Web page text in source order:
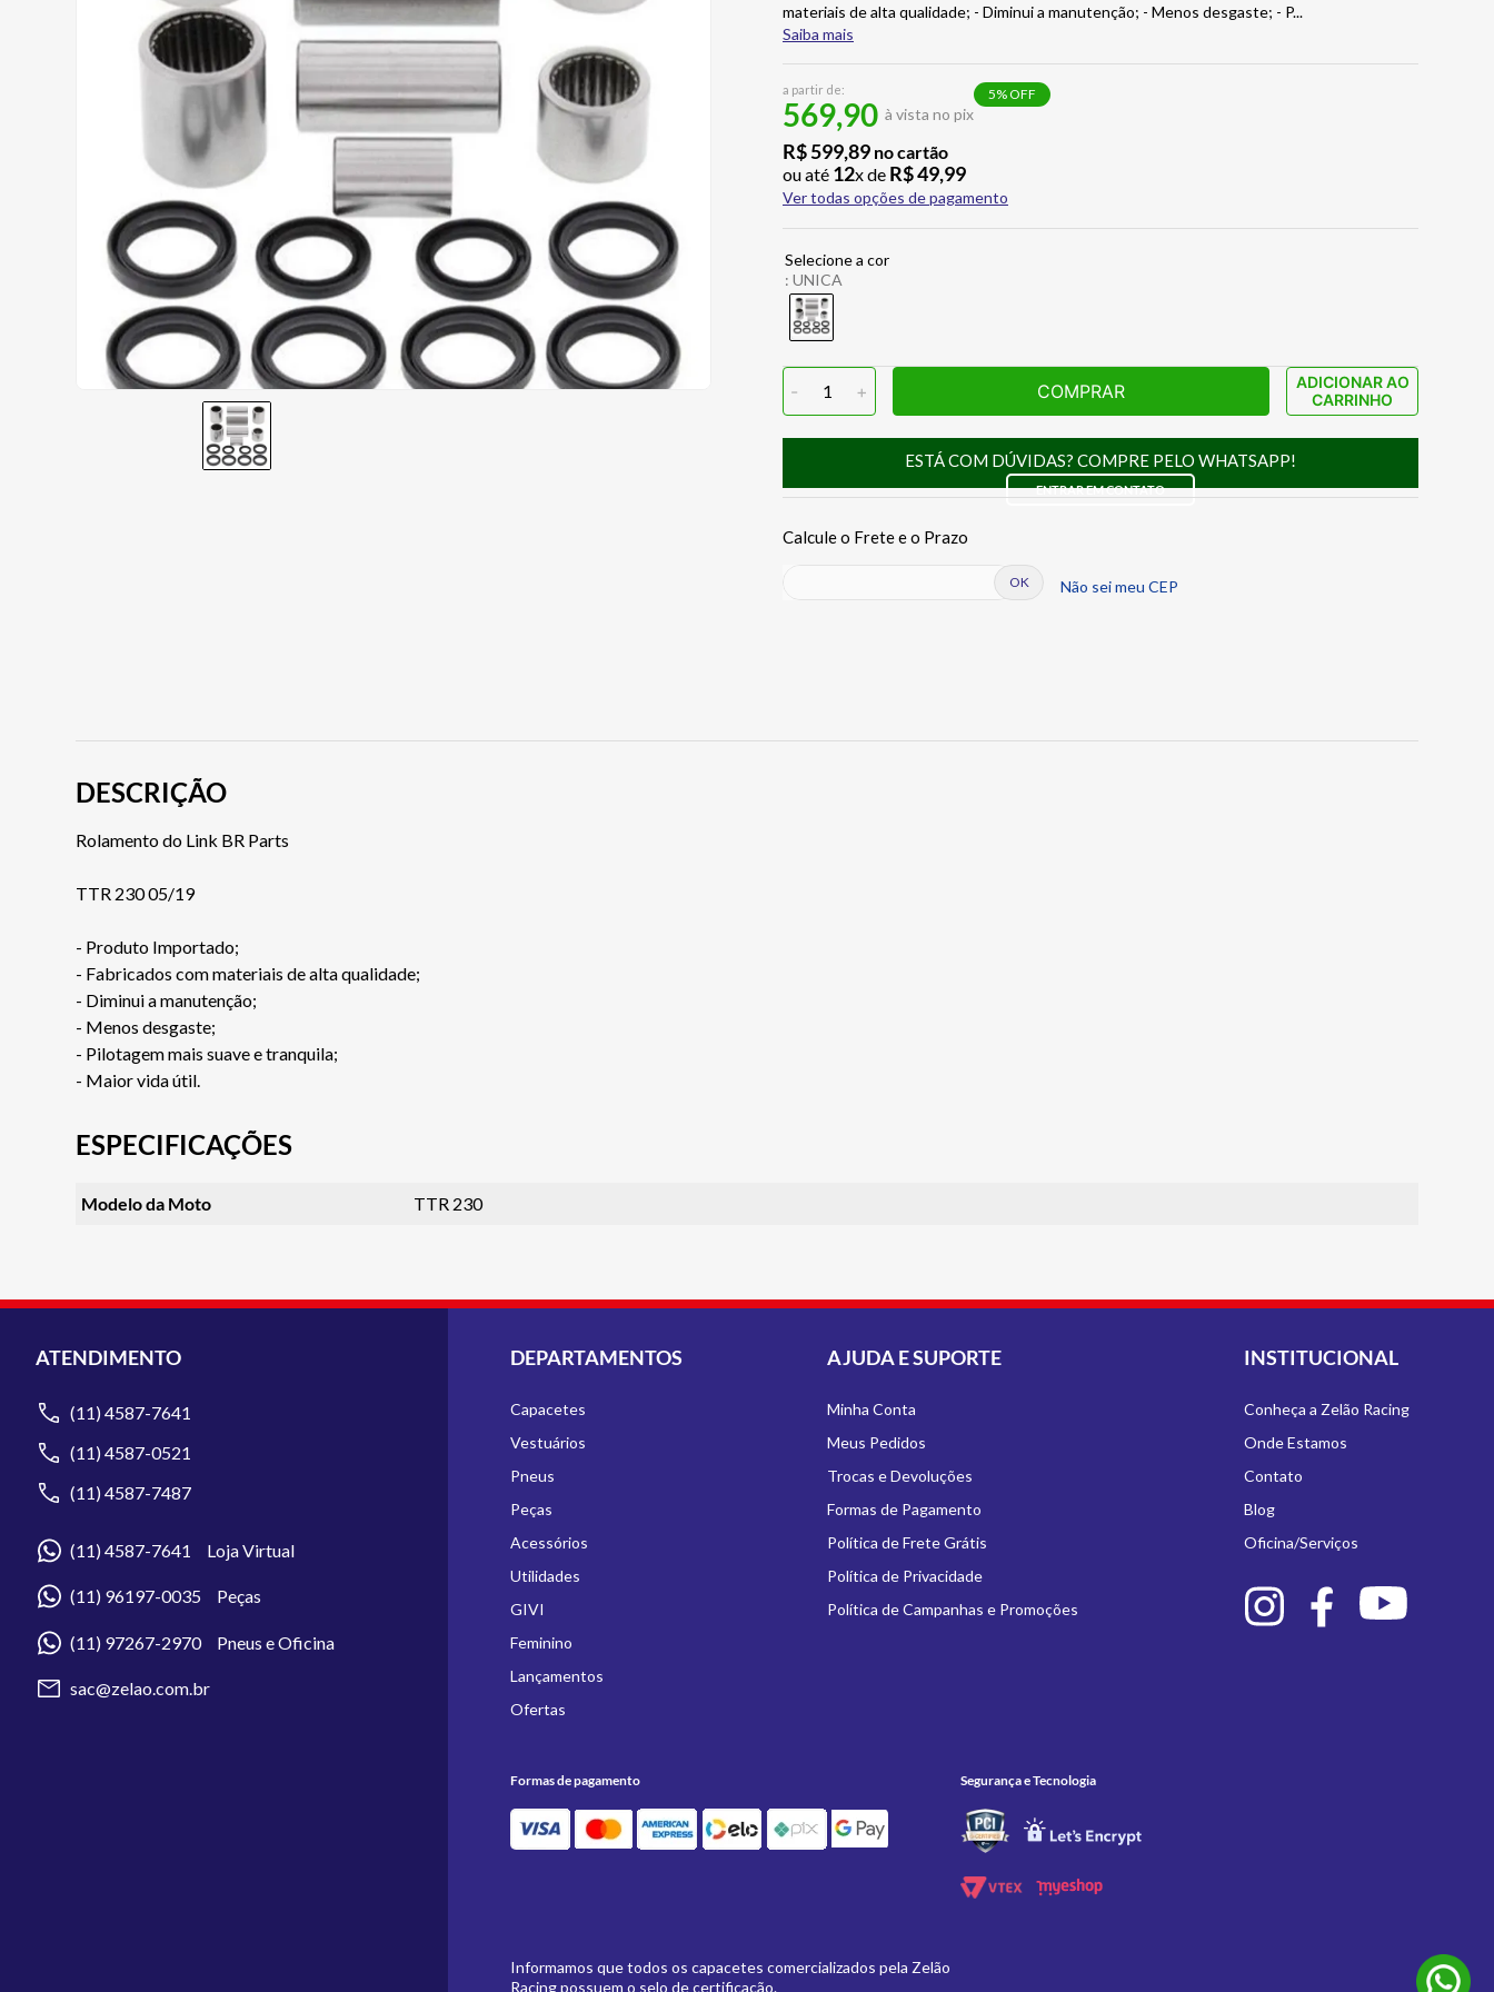
materiais de alta qualidade; - Diminui a manutenção; - Menos desgaste; - P...
Saiba mais
a partir de:
569,90 à vista no pix
5% OFF
R$599,89 no cartão
ou até 12x de R$49,99
Ver todas opções de pagamento
: UNICA
- 1 + COMPRAR
ADICIONAR AO
CARRINHO
ESTÁ COM DÚVIDAS? COMPRE PELO WHATSAPP!
ENTRAR EM CONTATO
Não sei meu CEP
DESCRIÇÃO
Rolamento do Link BR Parts
TTR 230 05/19
- Produto Importado;
- Fabricados com materiais de alta qualidade;
- Diminui a manutenção;
- Menos desgaste;
- Pilotagem mais suave e tranquila;
- Maior vida útil.
ESPECIFICAÇÕES
Modelo da Moto TTR 230
ATENDIMENTO
(11) 4587-7641
(11) 4587-0521
(11) 4587-7487
(11) 4587-7641 Loja Virtual
(11) 96197-0035 Peças
(11) 97267-2970 Pneus e Oficina
sac@zelao.com.br
DEPARTAMENTOS
Capacetes
Vestuários
Pneus
Peças
Acessórios
Utilidades
GIVI
Feminino
Lançamentos
Ofertas
AJUDA E SUPORTE
Minha Conta
Meus Pedidos
Trocas e Devoluções
Formas de Pagamento
Política de Frete Grátis
Política de Privacidade
Política de Campanhas e Promoções
INSTITUCIONAL
Conheça a Zelão Racing
Onde Estamos
Contato
Blog
Oficina/Serviços
Formas de pagamento Segurança e Tecnologia
Informamos que todos os capacetes comercializados pela Zelão
Racing possuem o selo de certificação.
CALÇA
10º BOTAS